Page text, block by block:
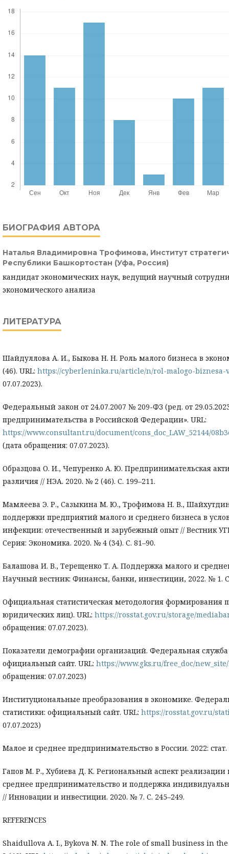
БИОГРАФИЯ АВТОРА
Наталья Владимировна Трофимова, Институт
Республики Башкортостан (Уфа, Россия)
кандидат экономических наук, ведущий научный
экономического анализа
ЛИТЕРАТУРА
Шайдуллова А. И., Быкова Н. Н. Роль малого бизнеса в
(46). URL: https://cyberleninka.ru/article/n/rol-malogo-biznesa-
07.07.2023).
Федеральный закон от 24.07.2007 № 209-ФЗ (ред. от
предпринимательства в Российской Федерации». URL:
https://www.consultant.ru/document/cons_doc_LAW_52144/
(дата обращения: 07.07.2023).
Образцова О. И., Чепуренко А. Ю. Предпринимательская
различия // НЭА. 2020. № 2 (46). С. 199–211.
Мамлеева Э. Р., Сазыкина М. Ю., Трофимова Н. В.,
поддержки предприятий малого и среднего бизнеса в
инфекции: отечественный и зарубежный опыт // Вестник
Серия: Экономика. 2020. № 4 (34). С. 81–90.
Балашова И. В., Терещенко Т. А. Поддержка малого и
Научный вестник: Финансы, банки, инвестиции, 2022. № 1.
Официальная статистическая методология формирования
юридических лиц). URL: https://rosstat.gov.ru/storage/
обращения: 07.07.2023).
Показатели демографии организаций. Федеральная служба
официальный сайт. URL: https://www.gks.ru/free_doc/
обращения: 07.07.2023)
Институциональные преобразования в экономике.
статистики: официальный сайт. URL: https://rosstat.gov.ru/
07.07.2023)
Малое и среднее предпринимательство в России. 2022: стат.
Гапов М. Р., Хубиева Д. К. Региональный аспект
среднее предпринимательство и поддержка
// Инновации и инвестиции. 2020. № 7. С. 245–249.
REFERENCES
Shaidullova A. I., Bykova N. N. The role of small business in the